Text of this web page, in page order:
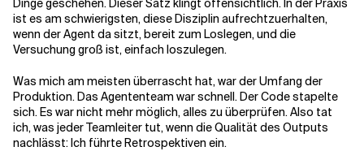
Dinge geschehen. Dieser Satz klingt offensichtlich. In der Praxis
ist es am schwierigsten, diese Disziplin aufrechtzuerhalten,
wenn der Agent da sitzt, bereit zum Loslegen, und die
Versuchung groß ist, einfach loszulegen.
Was mich am meisten überrascht hat, war der Umfang der
Produktion. Das Agententeam war schnell. Der Code stapelte
sich. Es war nicht mehr möglich, alles zu überprüfen. Also tat
ich, was jeder Teamleiter tut, wenn die Qualität des Outputs
nachlässt: Ich führte Retrospektiven ein.